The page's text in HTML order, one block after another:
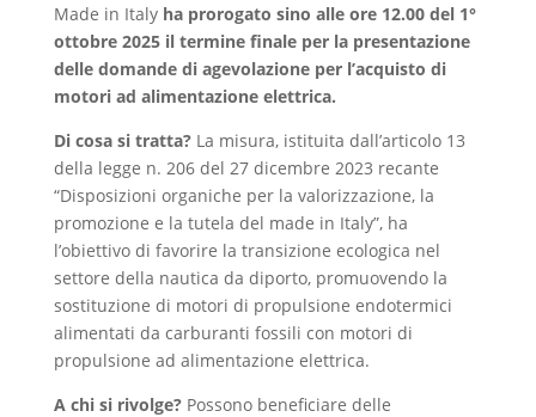
Made in Italy ha prorogato sino alle ore 12.00 del 1°
ottobre 2025 il termine finale per la presentazione
delle domande di agevolazione per l’acquisto di
motori ad alimentazione elettrica.
Di cosa si tratta? La misura, istituita dall’articolo 13
della legge n. 206 del 27 dicembre 2023 recante
“Disposizioni organiche per la valorizzazione, la
promozione e la tutela del made in Italy”, ha
l’obiettivo di favorire la transizione ecologica nel
settore della nautica da diporto, promuovendo la
sostituzione di motori di propulsione endotermici
alimentati da carburanti fossili con motori di
propulsione ad alimentazione elettrica.
A chi si rivolge? Possono beneficiare delle